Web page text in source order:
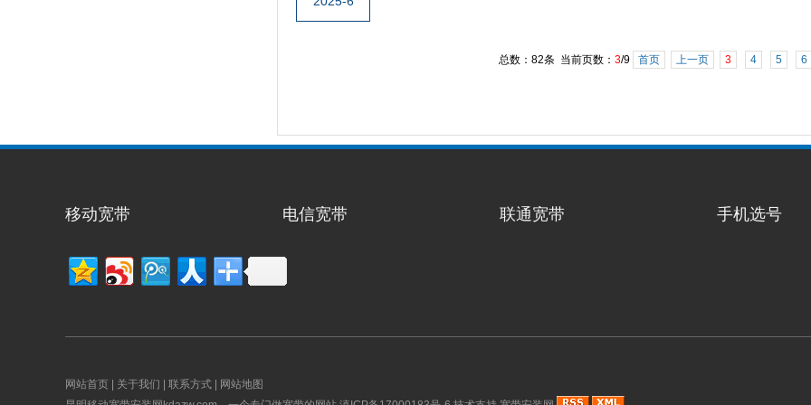
总数：82条 当前页数： 3/9 首页 上一页 3 4 5 6
移动宽带 电信宽带 联通宽带 手机选号
网站首页 关于我们 联系方式
网站地图